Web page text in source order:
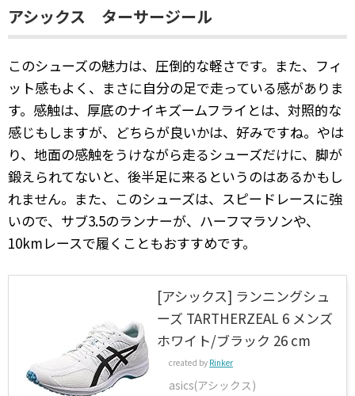
アシックス ターサージール
このシューズの魅力は、圧倒的な軽さです。また、フィ
ット感もよく、まさに自分の足で走っている感がありま
す。感触は、厚底のナイキズームフライとは、対照的な
感じもしますが、どちらが良いかは、好みですね。やは
り、地面の感触をうけながら走るシューズだけに、脚が
鍛えられてないと、後半足に来るというのはあるかもし
れません。また、このシューズは、スピードレースに強
いので、サブ3.5のランナーが、ハーフマラソンや、
10kmレースで履くこともおすすめです。
[アシックス] ランニングシュ
ーズ TARTHERZEAL 6 メンズ
ホワイト/ブラック 26 cm
created by Rinker
asics(アシックス)